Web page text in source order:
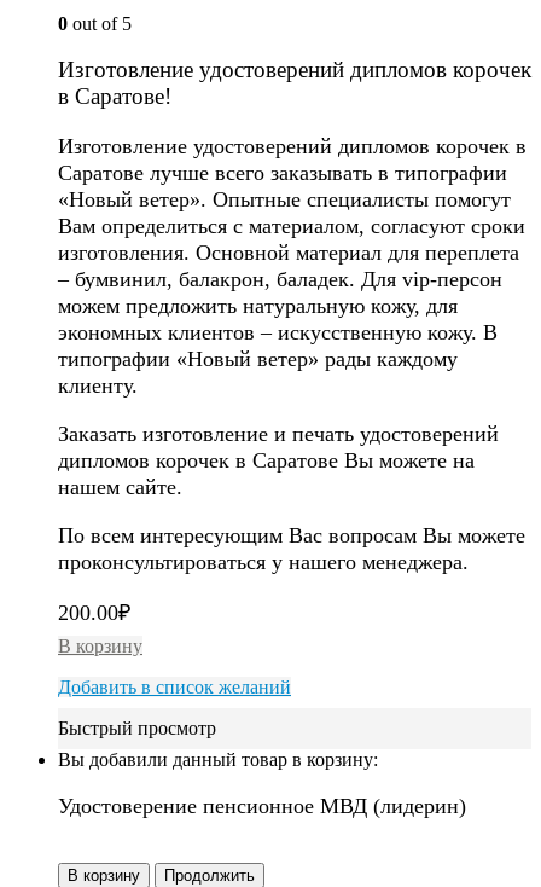
0 out of 5
Изготовление удостоверений дипломов корочек
в Саратове!
Изготовление удостоверений дипломов корочек в
Саратове лучше всего заказывать в типографии
«Новый ветер». Опытные специалисты помогут
Вам определиться с материалом, согласуют сроки
изготовления. Основной материал для переплета
– бумвинил, балакрон, баладек. Для vip-персон
можем предложить натуральную кожу, для
экономных клиентов – искусственную кожу. В
типографии «Новый ветер» рады каждому
клиенту.
Заказать изготовление и печать удостоверений
дипломов корочек в Саратове Вы можете на
нашем сайте.
По всем интересующим Вас вопросам Вы можете
проконсультироваться у нашего менеджера.
200.00₽
В корзину
Добавить в список желаний
Быстрый просмотр
Вы добавили данный товар в корзину:
Удостоверение пенсионное МВД (лидерин)
В корзину Продолжить